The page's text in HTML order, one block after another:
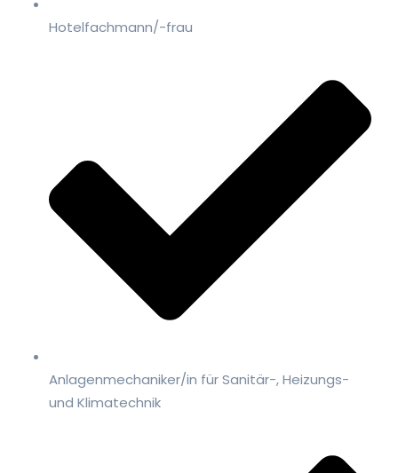
Hotelfachmann/-frau
Anlagenmechaniker/in für Sanitär-, Heizungs-
und Klimatechnik